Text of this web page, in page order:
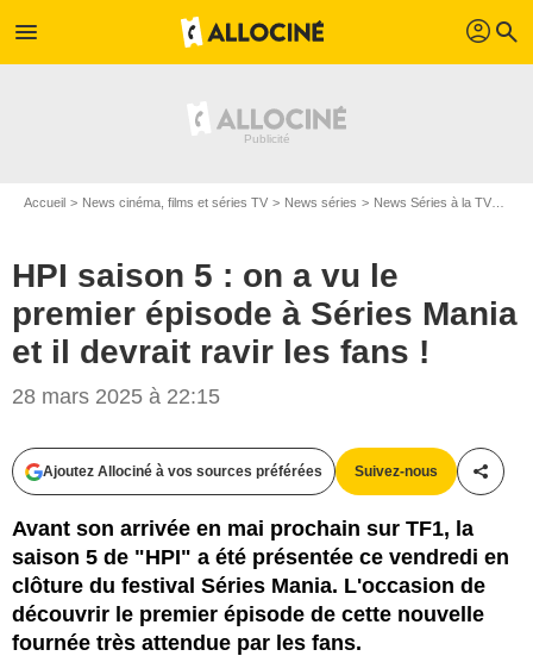
menu profil search
Accueil News cinéma, films et séries TV News séries News Séries à la TV
HPI saison 5 : on a vu le
premier épisode à Séries Mania
et il devrait ravir les fans !
28 mars 2025 à 22:15
Ajoutez Allociné à vos sources préférées Suivez-nous
Avant son arrivée en mai prochain sur TF1, la
saison 5 de "HPI" a été présentée ce vendredi en
clôture du festival Séries Mania. L'occasion de
découvrir le premier épisode de cette nouvelle
fournée très attendue par les fans.